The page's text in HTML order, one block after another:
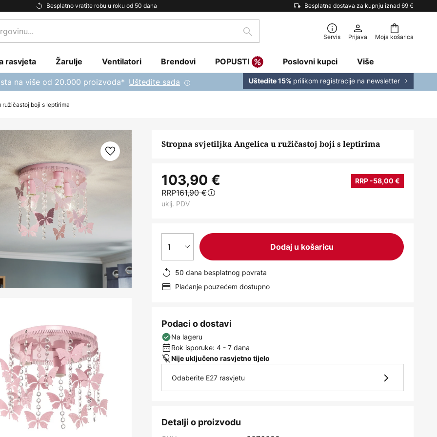
Besplatno vratite robu u roku od 50 dana Besplatna dostava za kupnju iznad 69 €
Moja košarica
traži Servis Prijava
rasvjeta Žarulje Ventilatori Brendovi POPUSTI Poslovni kupci Više
na više od 20.000 proizvoda* Uštedite sada Uštedite 15% prilikom registracije na newsletter
boji s leptirima
Stropna svjetiljka Angelica u ružičastoj boji s leptirima
103,90 € RRP -58,00 €
RRP161,90 €
uklj. PDV
1 Dodaj u košaricu
50 dana besplatnog povrata
Plaćanje pouzećem dostupno
Podaci o dostavi
Na lageru
Rok isporuke: 4 - 7 dana
Nije uključeno rasvjetno tijelo
Odaberite E27 rasvjetu
Detalji o proizvodu